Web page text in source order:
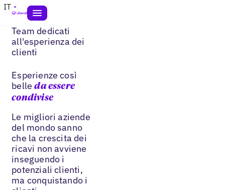
IT
Team dedicati
all'esperienza dei
clienti
Esperienze così
belleda essere
condivise
Le migliori aziende
del mondo sanno
che la crescita dei
ricavi non avviene
inseguendo i
potenziali clienti,
ma conquistando i